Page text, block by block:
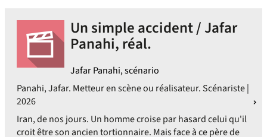
Un simple accident / Jafar
Panahi, réal.
Jafar Panahi, scénario
Panahi, Jafar. Metteur en scène ou réalisateur. Scénariste |
2026
Iran, de nos jours. Un homme croise par hasard celui qu'il
croit être son ancien tortionnaire. Mais face à ce père de